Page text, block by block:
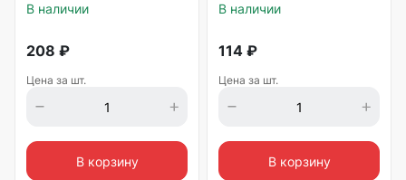
В наличии
208 ₽
Цена за шт.
В корзину
В наличии
114 ₽
Цена за шт.
В корзину